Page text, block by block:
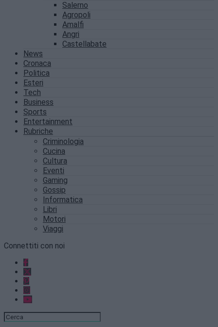
Salerno
Agropoli
Amalfi
Angri
Castellabate
News
Cronaca
Politica
Esteri
Tech
Business
Sports
Entertainment
Rubriche
Criminologia
Cucina
Cultura
Eventi
Gaming
Gossip
Informatica
Libri
Motori
Viaggi
Connettiti con noi